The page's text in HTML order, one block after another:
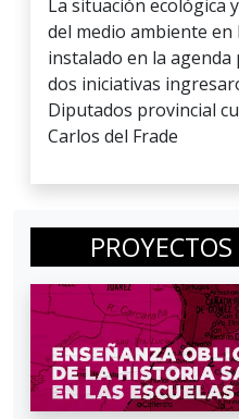
La situación ecológica
del medio ambiente
instalado en la agenda
dos iniciativas
Diputados provincial
Carlos del Frade